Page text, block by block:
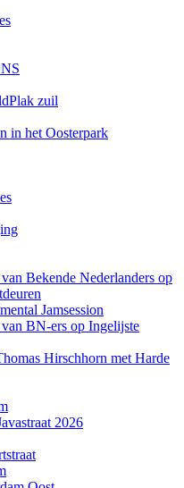
zuil
in het Oosterpark
Bekende Nederlanders op
Jamsession
BN-ers op Ingelijste
Hirschhorn met Harde
2026